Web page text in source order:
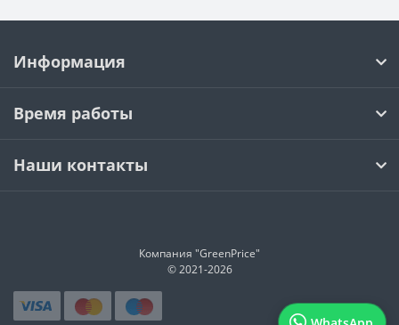
Информация
Время работы
Наши контакты
Компания "GreenPrice"
© 2021-2026